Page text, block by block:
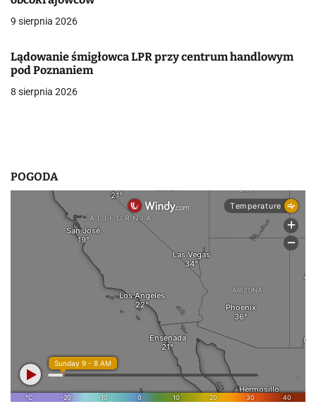
w
i
s
9 sierpnia 2026
Lądowanie śmigłowca LPR przy centrum handlowym
pod Poznaniem
8 sierpnia 2026
POGODA